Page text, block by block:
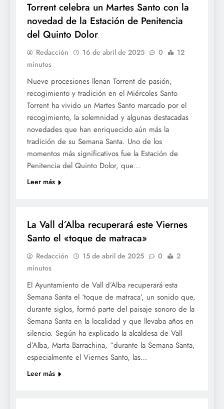
Torrent celebra un Martes Santo con la
novedad de la Estación de Penitencia
del Quinto Dolor
Redacción 16 de abril de 2025 0
12
minutos
Nueve procesiones llenan Torrent de pasión,
recogimiento y tradición en el Miércoles Santo
Torrent ha vivido un Martes Santo marcado por el
recogimiento, la solemnidad y algunas destacadas
novedades que han enriquecido aún más la
tradición de su Semana Santa. Uno de los
momentos más significativos fue la Estación de
Penitencia del Quinto Dolor, que…
Leer más
La Vall d´Alba recuperará este Viernes
Santo el «toque de matraca»
Redacción 15 de abril de 2025 0
2
minutos
El Ayuntamiento de Vall d’Alba recuperará esta
Semana Santa el ‘toque de matraca’, un sonido que,
durante siglos, formó parte del paisaje sonoro de la
Semana Santa en la localidad y que llevaba años en
silencio. Según ha explicado la alcaldesa de Vall
d’Alba, Marta Barrachina, “durante la Semana Santa,
especialmente el Viernes Santo, las…
Leer más